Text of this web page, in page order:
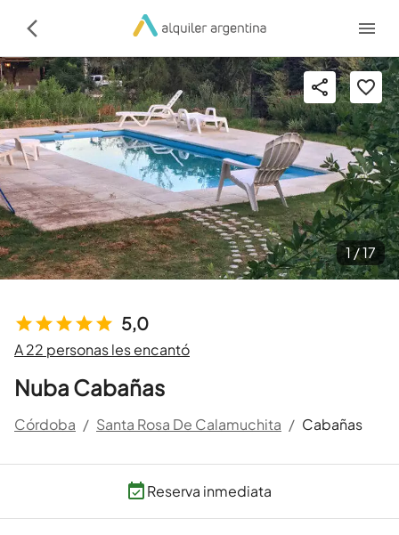
5,0
A 22 personas les encantó
Nuba Cabañas
Córdoba / Santa Rosa De Calamuchita / Cabañas
1 /17
Reserva inmediata